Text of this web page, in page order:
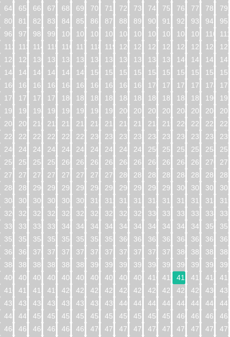
64
65 66 67 68 69 70 71 72 73 74 75 76 77 78
79
80
81 82 83 84 85 86 87 88 89 90 91 92 93 94
95
96
97 98 99 100 101 102 103 104 105 106 107 108 109 110
112
113 114 115 116 117 118 119 120 121 122 123 124 125 126
128
129 130 131 132 133 134 135 136 137 138 139 140 141 142
144
145 146 147 148 149 150 151 152 153 154 155 156 157 158
160
161 162 163 164 165 166 167 168 169 170 171 172 173 174
176
177 178 179 180 181 182 183 184 185 186 187 188 189 190
192
193 194 195 196 197 198 199 200 201 202 203 204 205 206
208
209 210 211 212 213 214 215 216 217 218 219 220 221 222
224
225 226 227 228 229 230 231 232 233 234 235 236 237 238
240
241 242 243 244 245 246 247 248 249 250 251 252 253 254
256
257 258 259 260 261 262 263 264 265 266 267 268 269 270
272
273 274 275 276 277 278 279 280 281 282 283 284 285 286
288
289 290 291 292 293 294 295 296 297 298 299 300 301 302
304
305 306 307 308 309 310 311 312 313 314 315 316 317 318
320
321 322 323 324 325 326 327 328 329 330 331 332 333 334
336
337 338 339 340 341 342 343 344 345 346 347 348 349 350
352
353 354 355 356 357 358 359 360 361 362 363 364 365 366
368
369 370 371 372 373 374 375 376 377 378 379 380 381 382
384
385 386 387 388 389 390 391 392 393 394 395 396 397 398
400
401 402 403 404 405 406 407 408 409 410 411 412 413 414
416
417 418 419 420 421 422 423 424 425 426 427 428 429 430
432
433 434 435 436 437 438 439 440 441 442 443 444 445 446
448
449 450 451 452 453 454 455 456 457 458 459 460 461 462
464
465 466 467 468 469 470 471 472 473 474 475 476 477 478